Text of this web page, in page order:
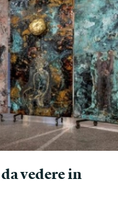
vedere in